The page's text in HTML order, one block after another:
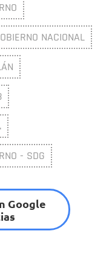
NACIONAL
- SDG
Google